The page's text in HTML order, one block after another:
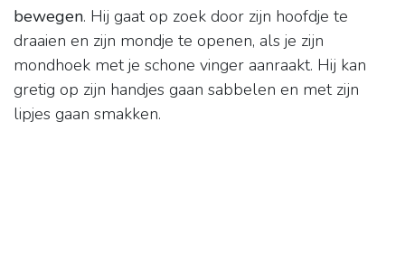
bewegen. Hij gaat op zoek door zijn hoofdje te
draaien en zijn mondje te openen, als je zijn
mondhoek met je schone vinger aanraakt. Hij kan
gretig op zijn handjes gaan sabbelen en met zijn
lipjes gaan smakken.